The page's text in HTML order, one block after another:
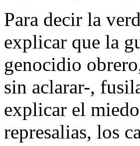
Para decir la
explicar que la
genocidio
sin aclarar-,
explicar el
represalias, los